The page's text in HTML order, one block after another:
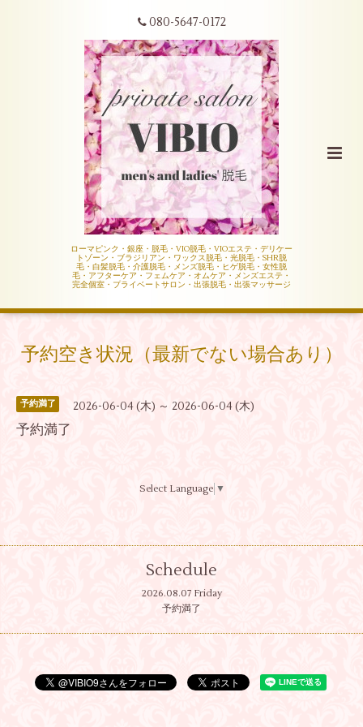
080-5647-0172
ローマピンク・銀座・脱毛・VIO脱毛・VIOエステ・デリケー
トゾーン・ブラジリアン・ワックス脱毛・光脱毛・SHR脱
毛・白髪脱毛・介護脱毛・メンズ脱毛・ヒゲ脱毛・女性脱
毛・アフターケア・フェムケア・オムケア・メンズエステ・
完全個室・プライベートサロン・出張脱毛・出張マッサージ
予約空き状況（最新でない場合あり）
予約満了 2026-06-04 (木) ～ 2026-06-04 (木)
予約満了
Select Language ▼
Schedule
2026.08.07 Friday
予約満了